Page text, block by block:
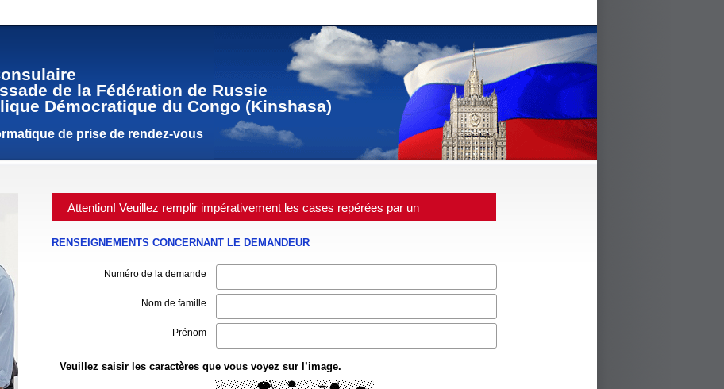
de la Fédération de Russie
Démocratique du Congo (Kinshasa)
de prise de rendez-vous
Attention! Veuillez remplir impérativement les cases repérées par un
RENSEIGNEMENTS CONCERNANT LE DEMANDEUR
Numéro de la demande
Nom de famille
Prénom
Veuillez saisir les caractères que vous voyez sur l’image.